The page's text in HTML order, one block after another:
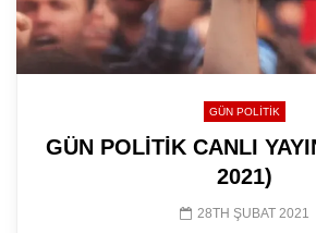
GÜN POLITIK
GÜN POLİTİK CANLI
2021)
28TH ŞUBAT 2021